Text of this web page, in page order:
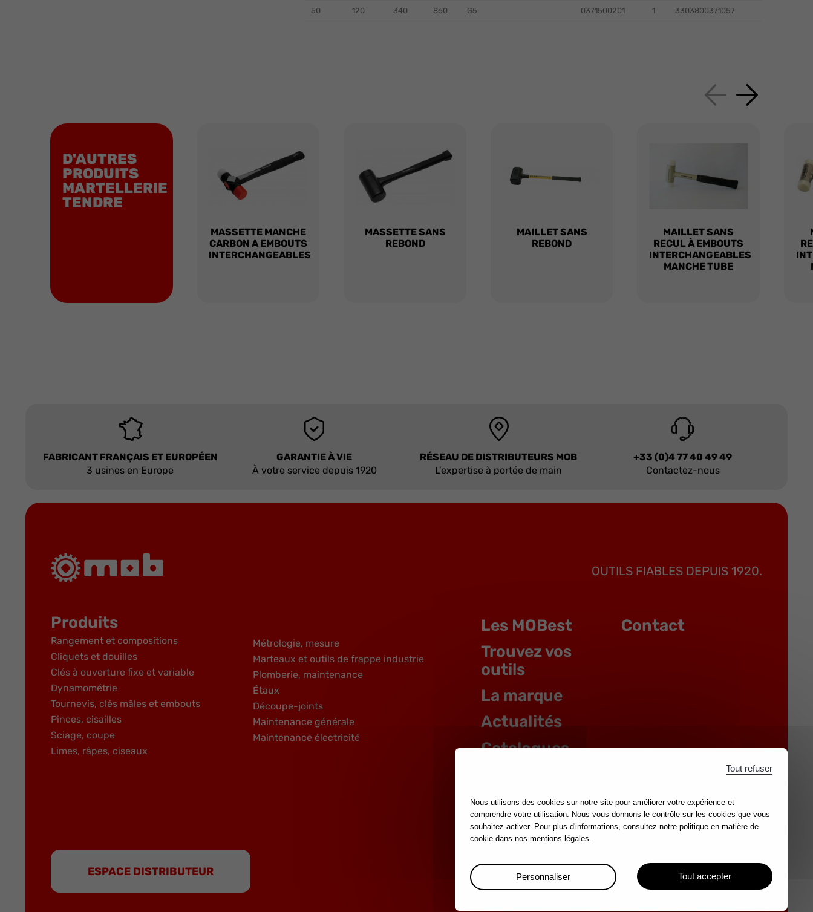
50 120 340 860 G5 0371500201 1 3303800371057
D'AUTRES
PRODUITS
MARTELLERIE
TENDRE
MASSETTE MANCHE
CARBON A EMBOUTS
INTERCHANGEABLES
MASSETTE SANS
REBOND
MAILLET SANS
REBOND
MAILLET SANS
RECUL À EMBOUTS
INTERCHANGEABLES
MANCHE TUBE
FABRICANT FRANÇAIS ET EUROPÉEN
3 usines en Europe
GARANTIE À VIE
À votre service depuis 1920
RÉSEAU DE DISTRIBUTEURS MOB
L’expertise à portée de main
+33 (0)4 77 40 49 49
Contactez-nous
OUTILS FIABLES DEPUIS 1920.
Produits
Rangement et compositions
Cliquets et douilles
Clés à ouverture fixe et variable
Dynamométrie
Tournevis, clés mâles et embouts
Pinces, cisailles
Sciage, coupe
Limes, râpes, ciseaux
Métrologie, mesure
Marteaux et outils de frappe industrie
Plomberie, maintenance
Étaux
Découpe-joints
Maintenance générale
Maintenance électricité
Les MOBest
Trouvez vos
outils
La marque
Actualités
Catalogues
Carrières
Contact
ESPACE DISTRIBUTEUR
Nous utilisons des cookies sur notre site pour améliorer votre expérience et
comprendre votre utilisation. Nous vous donnons le contrôle sur les cookies que vous
souhaitez activer. Pour plus d'informations, consultez notre politique en matière de
cookie dans nos mentions légales.
Tout accepter
Tout refuser
Personnaliser